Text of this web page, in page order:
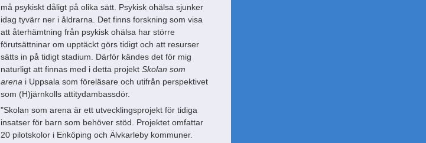
må psykiskt dåligt på olika sätt. Psykisk ohälsa sjunker
idag tyvärr ner i åldrarna. Det finns forskning som visa
att återhämtning från psykisk ohälsa har större
förutsättninar om upptäckt görs tidigt och att resurser
sätts in på tidigt stadium. Därför kändes det för mig
naturligt att finnas med i detta projekt Skolan som
arena i Uppsala som föreläsare och utifrån perspektivet
som (H)järnkolls attitydambassdör.
"Skolan som arena är ett utvecklingsprojekt för tidiga
insatser för barn som behöver stöd. Projektet omfattar
20 pilotskolor i Enköping och Älvkarleby kommuner.